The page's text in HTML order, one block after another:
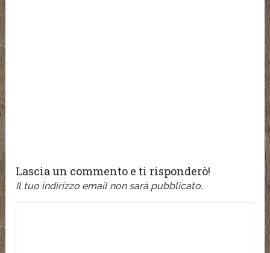
Lascia un commento e ti risponderò!
Il tuo indirizzo email non sarà pubblicato.